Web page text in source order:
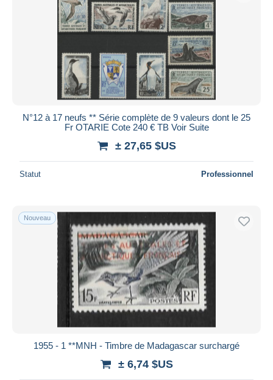
N°12 à 17 neufs ** Série complète de 9 valeurs dont le 25
Fr OTARIE Cote 240 € TB Voir Suite
± 27,65 $US
Statut Professionnel
Nouveau
1955 - 1 **MNH - Timbre de Madagascar surchargé
± 6,74 $US